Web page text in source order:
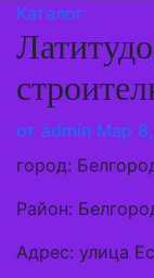
Каталог
от admin Мар
город:
Район:
Адрес: улица